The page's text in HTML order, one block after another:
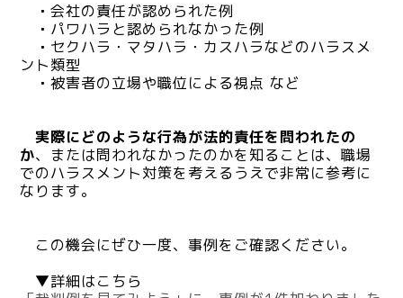
・ 会社の責任が認められた例
・ パワハラと認められなかった例
・ セクハラ・マタハラ・カスハラなどのハラスメ
ント類型
・ 被害者の立場や職位による視点 など
実際にどのような行為が法的責任を問われたの
か、または問われなかったのかを知ることは、職場
でのハラスメント対策を考えるうえで非常に参考に
なります。
この機会にぜひ一度、事例をご確認ください。
▼詳細はこちら